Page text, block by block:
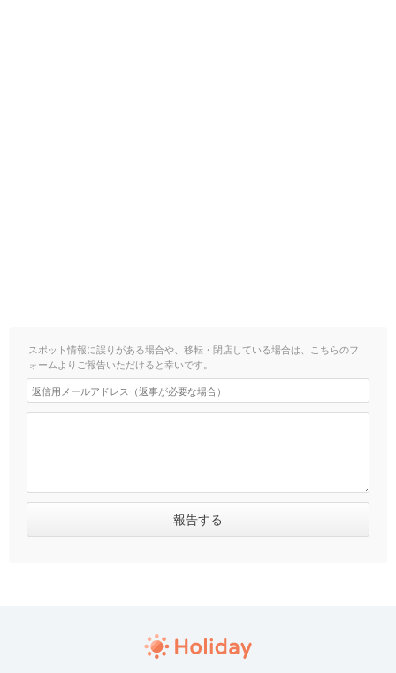
スポット情報に誤りがある場合や、移転・閉店している場合は、こちらのフ
ォームよりご報告いただけると幸いです。